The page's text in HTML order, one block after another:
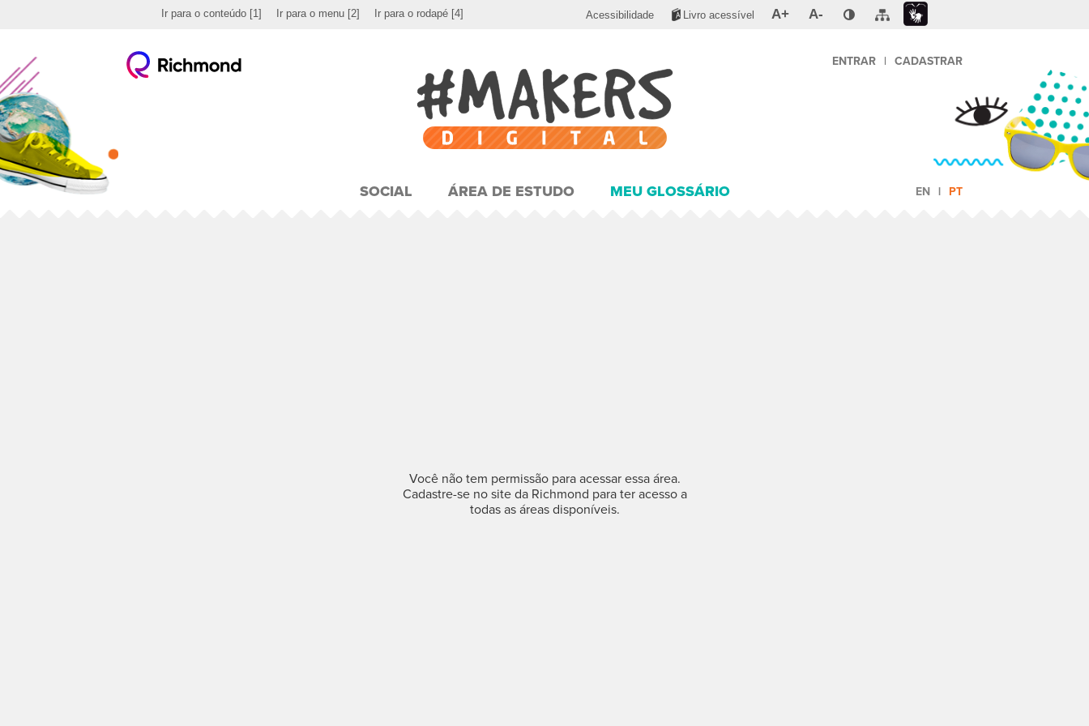
Ir para o conteúdo [1] Ir para o menu [2] Ir para o rodapé [4] Acessibilidade Livro acessível A+ A-
ENTRAR | CADASTRAR
SOCIAL ÁREA DE ESTUDO MEU GLOSSÁRIO EN PT
Você não tem permissão para acessar essa área.
Cadastre-se no site da Richmond para ter acesso a
todas as áreas disponíveis.